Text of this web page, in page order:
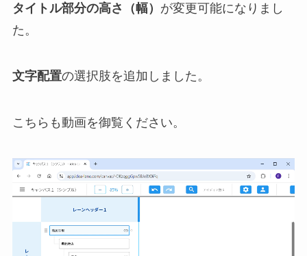
タイトル部分の高さ（幅） が変更可能になりまし
た。
文字配置の選択肢を追加しました。
こちらも動画を御覧ください。